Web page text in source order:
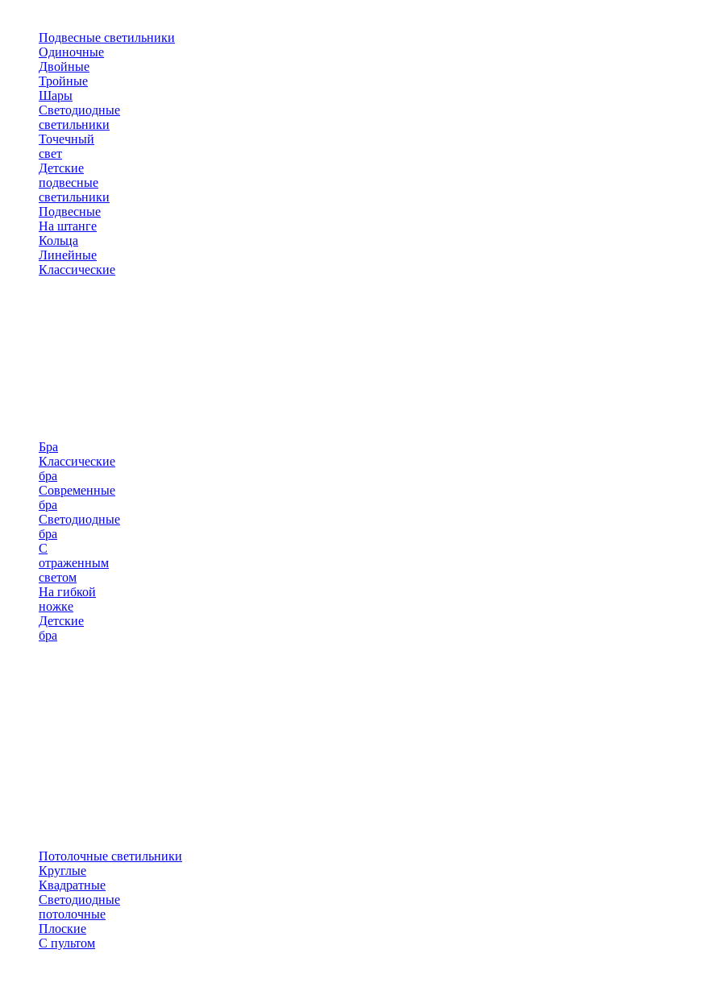
Подвесные светильники
Одиночные
Двойные
Тройные
Шары
Светодиодные
светильники
Точечный
свет
Детские
подвесные
светильники
Подвесные
На штанге
Кольца
Линейные
Классические
Бра
Классические
бра
Современные
бра
Светодиодные
бра
С
отраженным
светом
На гибкой
ножке
Детские
бра
Потолочные светильники
Круглые
Квадратные
Светодиодные
потолочные
Плоские
С пультом